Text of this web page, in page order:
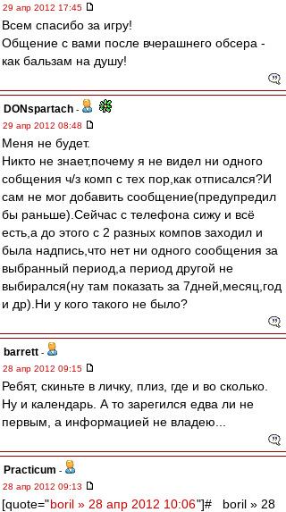
29 апр 2012 17:45
Всем спасибо за игру!
Общение с вами после вчерашнего обсера -
как бальзам на душу!
DONspartach -
29 апр 2012 08:48
Меня не будет.
Никто не знает,почему я не видел ни одного
собщения ч/з комп с тех пор,как отписался?И
сам не мог добавить сообщение(предупредил
бы раньше).Сейчас с телефона сижу и всё
есть,а до этого с 2 разных компов заходил и
была надпись,что нет ни одного сообщения за
выбранный период,а период другой не
выбирался(ну там показать за 7дней,месяц,год
и др).Ни у кого такого не было?
barrett -
28 апр 2012 09:15
Ребят, скиньте в личку, плиз, где и во сколько.
Ну и календарь. А то зарегился едва ли не
первым, а информацией не владею...
Practicum -
28 апр 2012 09:13
[quote="boril » 28 апр 2012 10:06"]# boril » 28